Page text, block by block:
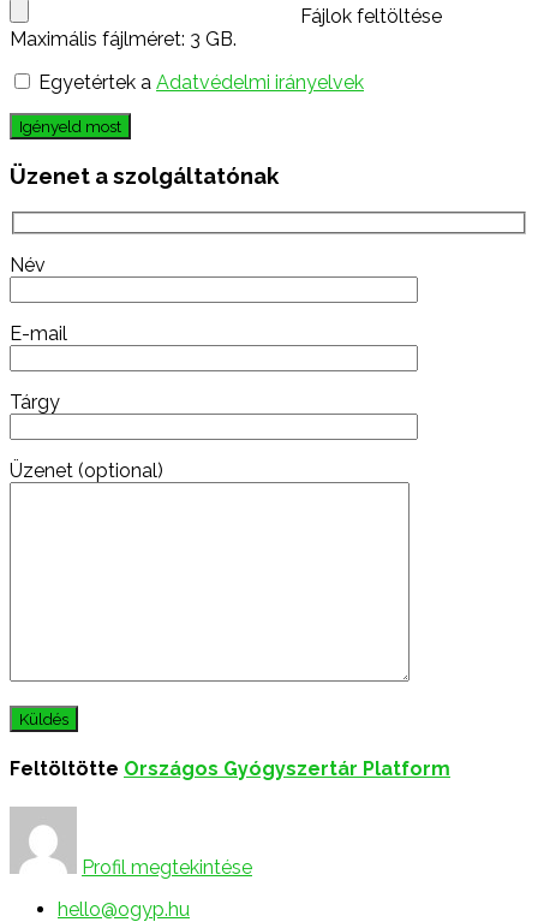
Fájlok feltöltése
Maximális fájlméret: 3 GB.
Egyetértek a Adatvédelmi irányelvek
Igényeld most
Üzenet a szolgáltatónak
Név
E-mail
Tárgy
Üzenet (optional)
Feltöltötte Országos Gyógyszertár Platform
Profil megtekintése
hello@ogyp.hu